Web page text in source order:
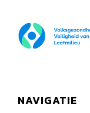
NAVIGATIE